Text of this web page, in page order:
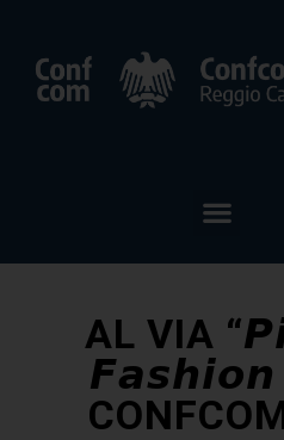
AL VIA
𝙁𝙖𝙨𝙝𝙞𝙤𝙣